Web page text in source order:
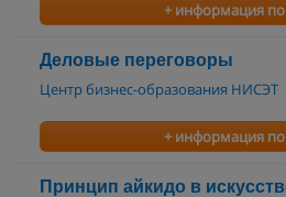
+ информация по
Деловые переговоры
Центр бизнес-образования НИСЭТ
+ информация по
Принцип айкидо в